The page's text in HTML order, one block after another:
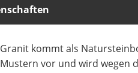
Granit kommt als
Mustern vor und wird wegen